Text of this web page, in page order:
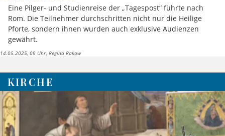
Eine Pilger- und Studienreise der „Tagespost“ führte nach
Rom. Die Teilnehmer durchschritten nicht nur die Heilige
Pforte, sondern ihnen wurden auch exklusive Audienzen
gewährt.
14.05.2025, 09 Uhr Regina Rakow
KIRCHE